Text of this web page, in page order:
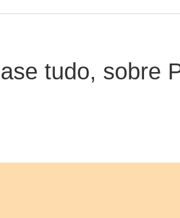
tudo, sobre